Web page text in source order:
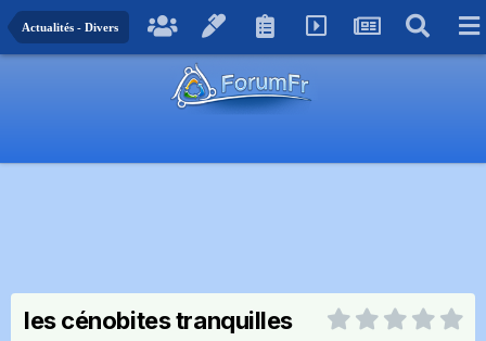
Actualités - Divers
les cénobites tranquilles